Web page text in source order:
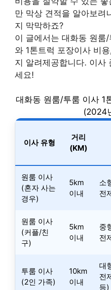
만 막상 견적을 알아보려
지 막막하죠?
이 글에서는 대화동 원룸
와 1톤트럭 포장이사 비
지 알려제공합니다. 이사
세요!
대화동 원룸/투룸 이사 1
(2024
이사 유형
거리
(KM)
원룸 이사
(혼자 사는
경우)
5km
이내
소
전
원룸 이사
(커플/친
구)
5km
이내
중
전
투룸 이사
(2인 가족)
10km
이내
대
전
등)